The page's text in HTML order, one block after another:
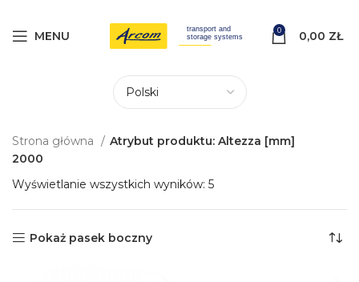
MENU 0 0,00 ZŁ
Strona główna
Atrybut produktu: Altezza [mm]
2000
Wyświetlanie wszystkich wyników: 5
Pokaż pasek boczny